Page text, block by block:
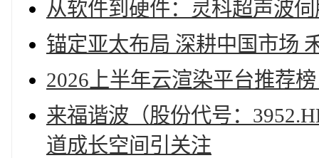
从软件到硬件：灵科超声波
锚定亚太布局 深耕中国市场
2026上半年云渲染平台推荐
来福谐波（股份代号：
道成长空间引关注